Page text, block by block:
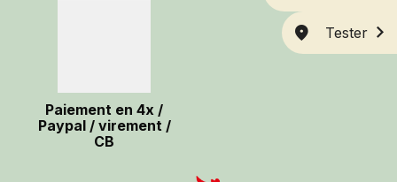
Paiement en 4x /
Paypal / virement /
CB
Tester